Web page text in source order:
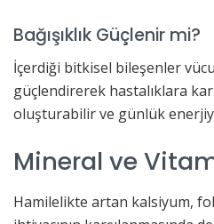
Bağışıklık Güçlenir mi?
İçerdiği bitkisel bileşenler
güçlendirerek hastalıklara
oluşturabilir ve günlük
Mineral ve
Hamilelikte artan kalsiyum,